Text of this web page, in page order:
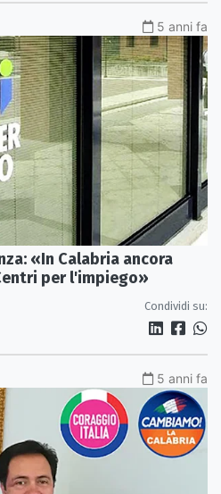
5 anni fa
«In Calabria ancora
per l'impiego»
Condividi su:
5 anni fa